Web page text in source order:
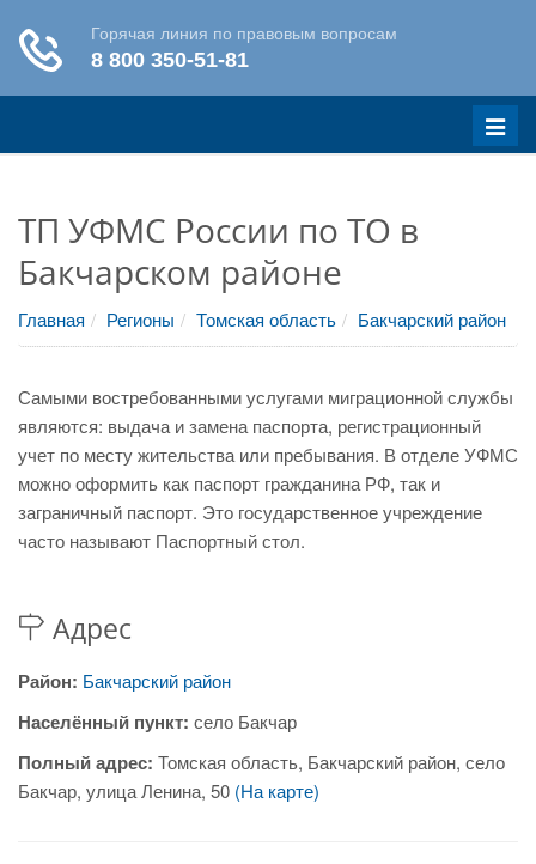
Меню
ТП УФМС России по ТО в
Бакчарском районе
Главная Регионы Томская область Бакчарский район
Самыми востребованными услугами миграционной службы
являются: выдача и замена паспорта, регистрационный
учет по месту жительства или пребывания. В отделе УФМС
можно оформить как паспорт гражданина РФ, так и
заграничный паспорт. Это государственное учреждение
часто называют Паспортный стол.
Адрес
Район: Бакчарский район
Населённый пункт: село Бакчар
Полный адрес: Томская область, Бакчарский район, село
Бакчар, улица Ленина, 50 (На карте)